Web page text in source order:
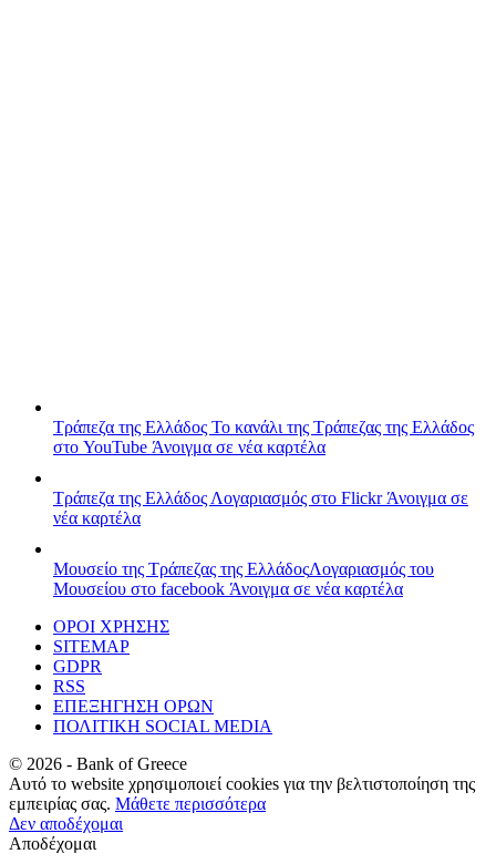
Τράπεζα της Ελλάδος Το κανάλι της Τράπεζας της Ελλάδος
στο YouTube Άνοιγμα σε νέα καρτέλα
Τράπεζα της Ελλάδος Λογαριασμός στο FlickrΆνοιγμα σε
νέα καρτέλα
Μουσείο της Τράπεζας της ΕλλάδοςΛογαριασμός του
Μουσείου στο facebook Άνοιγμα σε νέα καρτέλα
ΟΡΟΙ ΧΡΗΣΗΣ
SITEMAP
GDPR
RSS
ΕΠΕΞΗΓΗΣΗ ΟΡΩΝ
ΠΟΛΙΤΙΚΗ SOCIAL MEDIA
© 2026 - Bank of Greece
Αυτό το website χρησιμοποιεί cookies για την βελτιστοποίηση της
εμπειρίας σας. Μάθετε περισσότερα
Δεν αποδέχομαι
Αποδέχομαι